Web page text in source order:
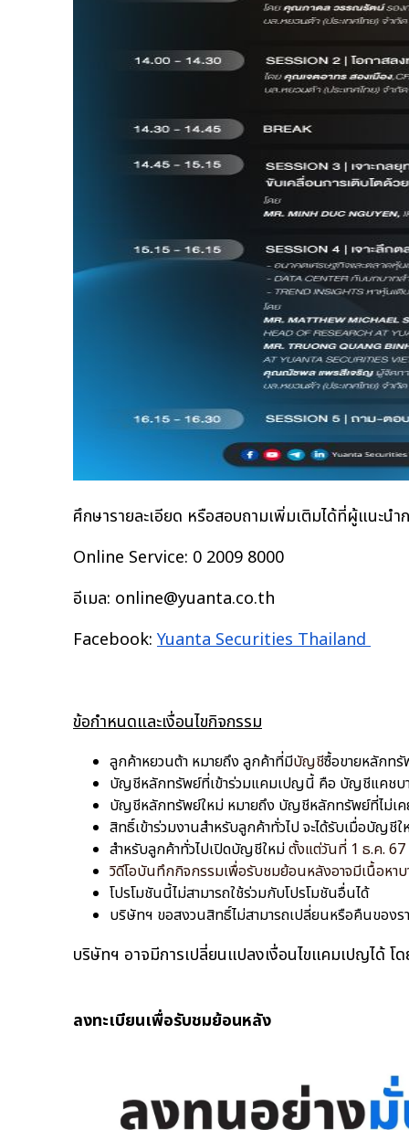
ศึกษารายละเอียด หรือสอบถามเพิ่มเติมได้ที่ผู้แนะน
Online Service: 0 2009 8000
อีเมล: online@yuanta.co.th
Facebook: Yuanta Securities Thailand
ข้อกำหนดและเงื่อนไขกิจกรรม
ลูกค้าหยวนต้า หมายถึง ลูกค้าที่มีบัญชีซื้อขายหลักท
บัญชีหลักทรัพย์ที่เข้าร่วมแคมเปญนี้ คือ บัญชีแคชบ
บัญชีหลักทรัพย์ใหม่ หมายถึง บัญชีหลักทรัพย์ที่ไม่เ
สิทธิ์เข้าร่วมงานสำหรับลูกค้าทั่วไป จะได้รับเมื่อบัญชี
สำหรับลูกค้าทั่วไปเปิดบัญชีใหม่ตั้งแต่วันที่ 1 ธ.ค. 67
วิดีโอบันทึกกิจกรรมเพื่อรับชมย้อนหลังอาจมีเนื้อหา
โปรโมชันนี้ไม่สามารถใช้ร่วมกับโปรโมชันอื่นได้
บริษัทฯ ขอสงวนสิทธิ์ไม่สามารถเปลี่ยนหรือคืนของ
บริษัทฯ อาจมีการเปลี่ยนแปลงเงื่อนไขแคมเปญได้
ลงทะเบียนเพื่อรับชมย้อนหลัง